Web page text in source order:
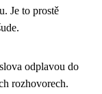
Je to prostě
odplavou do
rozhovorech.